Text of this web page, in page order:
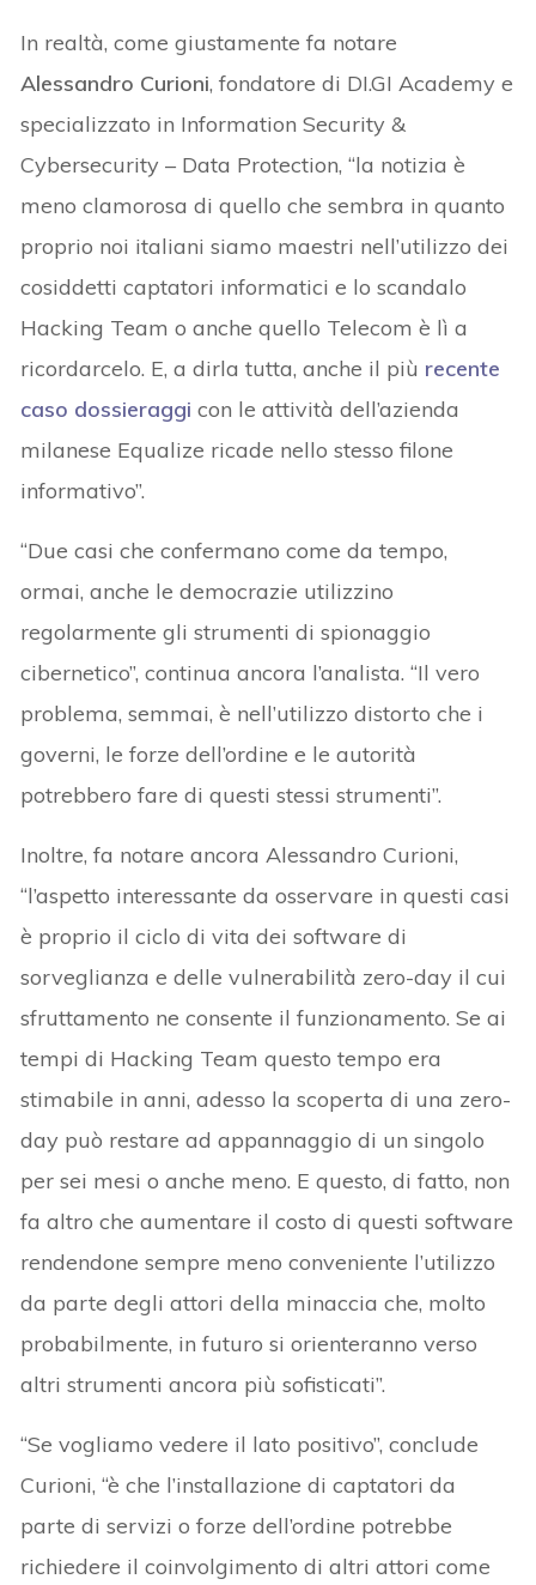
In realtà, come giustamente fa notare
Alessandro Curioni, fondatore di DI.GI Academy e
specializzato in Information Security &
Cybersecurity – Data Protection, “la notizia è
meno clamorosa di quello che sembra in quanto
proprio noi italiani siamo maestri nell’utilizzo dei
cosiddetti captatori informatici e lo scandalo
Hacking Team o anche quello Telecom è lì a
ricordarcelo. E, a dirla tutta, anche il più recente
caso dossieraggi con le attività dell’azienda
milanese Equalize ricade nello stesso filone
informativo”.
“Due casi che confermano come da tempo,
ormai, anche le democrazie utilizzino
regolarmente gli strumenti di spionaggio
cibernetico”, continua ancora l’analista. “Il vero
problema, semmai, è nell’utilizzo distorto che i
governi, le forze dell’ordine e le autorità
potrebbero fare di questi stessi strumenti”.
Inoltre, fa notare ancora Alessandro Curioni,
“l’aspetto interessante da osservare in questi casi
è proprio il ciclo di vita dei software di
sorveglianza e delle vulnerabilità zero-day il cui
sfruttamento ne consente il funzionamento. Se ai
tempi di Hacking Team questo tempo era
stimabile in anni, adesso la scoperta di una zero-
day può restare ad appannaggio di un singolo
per sei mesi o anche meno. E questo, di fatto, non
fa altro che aumentare il costo di questi software
rendendone sempre meno conveniente l’utilizzo
da parte degli attori della minaccia che, molto
probabilmente, in futuro si orienteranno verso
altri strumenti ancora più sofisticati”.
“Se vogliamo vedere il lato positivo”, conclude
Curioni, “è che l’installazione di captatori da
parte di servizi o forze dell’ordine potrebbe
richiedere il coinvolgimento di altri attori come